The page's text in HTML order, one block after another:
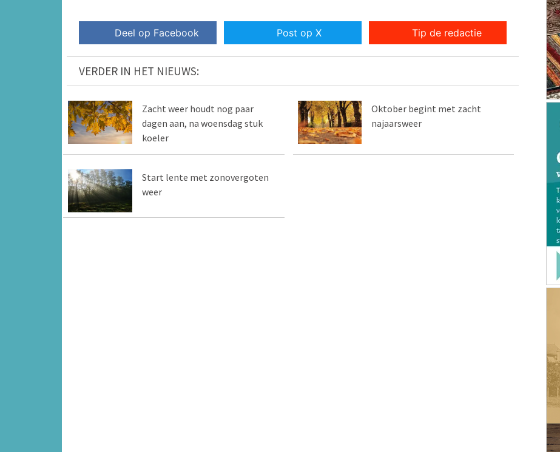
Deel op Facebook Post op X Tip de redactie
VERDER IN HET NIEUWS:
Zacht weer houdt nog paar
dagen aan, na woensdag stuk
koeler
Oktober begint met zacht
najaarsweer
Start lente met zonovergoten
weer